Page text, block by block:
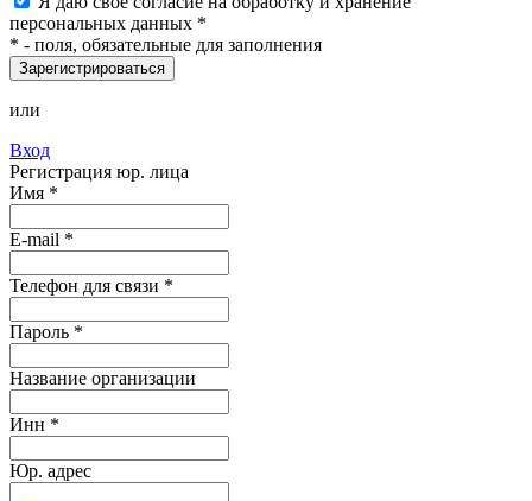
персональных данных *
* - поля, обязательные для заполнения
Зарегистрироваться
или
Вход
Регистрация юр. лица
Имя *
E-mail *
Телефон для связи *
Пароль *
Название организации
Инн *
Юр. адрес